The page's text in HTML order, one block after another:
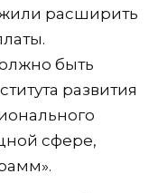
расширить
быть
развития
сфере,